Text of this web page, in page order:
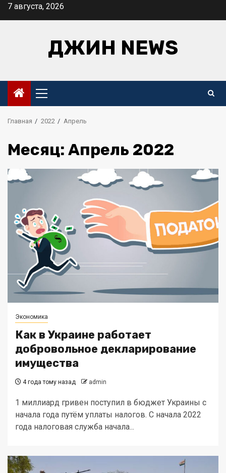
Перейти
7 августа, 2026
ДЖИН NEWS
Основное
меню
Главная 2022 Апрель
Месяц: Апрель 2022
Экономика
Как в Украине работает
добровольное декларирование
имущества
4 года тому назад admin
1 миллиард гривен поступил в бюджет Украины с
начала года путём уплаты налогов. С начала 2022
года налоговая служба начала...